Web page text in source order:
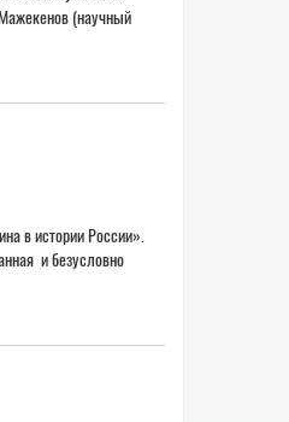
(научный
в истории России».
и безусловно